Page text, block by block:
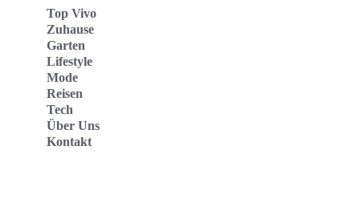
Top Vivo
Zuhause
Garten
Lifestyle
Mode
Reisen
Tech
Über Uns
Kontakt